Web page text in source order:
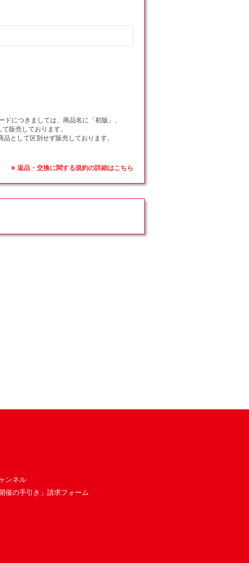
につきましては、商品名に「初版」、
販売しております。
として区別せず販売しております。
※ 返品・交換に関する規約の詳細はこちら
ンネル
催の手引き」請求フォーム